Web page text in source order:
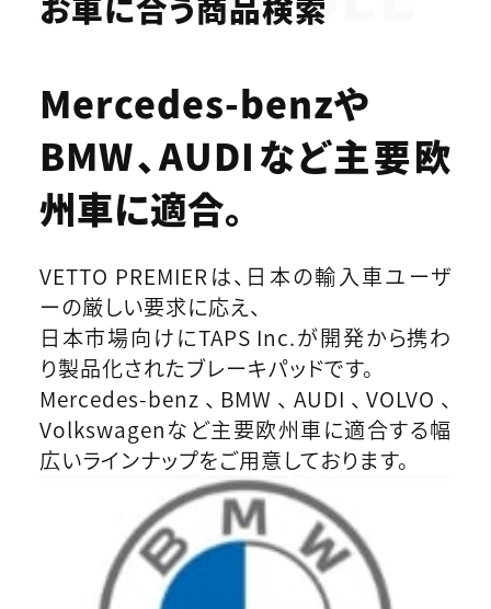
Mercedes-benzや
BMW、AUDIなど主要欧
州車に適合。
VETTO PREMIERは、日本の輸入車ユーザ
ーの厳しい要求に応え、
日本市場向けにTAPS Inc.が開発から携わ
り製品化されたブレーキパッドです。
Mercedes-benz、BMW、AUDI、VOLVO、
Volkswagenなど主要欧州車に適合する幅
広いラインナップをご用意しております。